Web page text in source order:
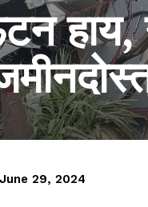
हाय,
June 29, 2024